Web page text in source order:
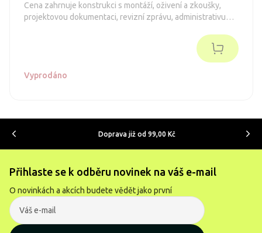
Cena zahrnuje konstrukci s montáží, oživení a zkoušky,
projektovou dokumentaci, revizní zprávu, administrativu
Vyprodáno
Doprava již od 99,00 Kč
Přihlaste se k odběru novinek na váš e-mail
O novinkách a akcích budete vědět jako první